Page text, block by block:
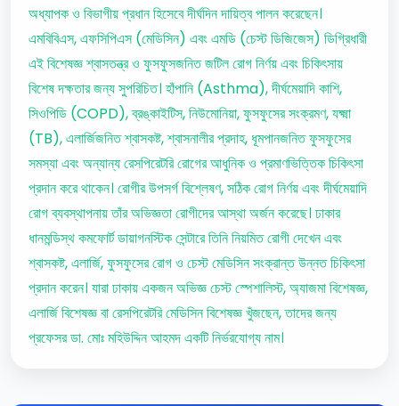
অধ্যাপক ও বিভাগীয় প্রধান হিসেবে দীর্ঘদিন দায়িত্ব পালন করেছেন।
এমবিবিএস, এফসিপিএস (মেডিসিন) এবং এমডি (চেস্ট ডিজিজেস) ডিগ্রিধারী
এই বিশেষজ্ঞ শ্বাসতন্ত্র ও ফুসফুসজনিত জটিল রোগ নির্ণয় এবং চিকিৎসায়
বিশেষ দক্ষতার জন্য সুপরিচিত। হাঁপানি (Asthma), দীর্ঘমেয়াদি কাশি,
সিওপিডি (COPD), ব্রঙ্কাইটিস, নিউমোনিয়া, ফুসফুসের সংক্রমণ, যক্ষ্মা
(TB), এলার্জিজনিত শ্বাসকষ্ট, শ্বাসনালীর প্রদাহ, ধূমপানজনিত ফুসফুসের
সমস্যা এবং অন্যান্য রেসপিরেটরি রোগের আধুনিক ও প্রমাণভিত্তিক চিকিৎসা
প্রদান করে থাকেন। রোগীর উপসর্গ বিশ্লেষণ, সঠিক রোগ নির্ণয় এবং দীর্ঘমেয়াদি
রোগ ব্যবস্থাপনায় তাঁর অভিজ্ঞতা রোগীদের আস্থা অর্জন করেছে। ঢাকার
ধানমন্ডিস্থ কমফোর্ট ডায়াগনস্টিক সেন্টারে তিনি নিয়মিত রোগী দেখেন এবং
শ্বাসকষ্ট, এলার্জি, ফুসফুসের রোগ ও চেস্ট মেডিসিন সংক্রান্ত উন্নত চিকিৎসা
প্রদান করেন। যারা ঢাকায় একজন অভিজ্ঞ চেস্ট স্পেশালিস্ট, অ্যাজমা বিশেষজ্ঞ,
এলার্জি বিশেষজ্ঞ বা রেসপিরেটরি মেডিসিন বিশেষজ্ঞ খুঁজছেন, তাদের জন্য
প্রফেসর ডা. মোঃ মহিউদ্দিন আহমদ একটি নির্ভরযোগ্য নাম।